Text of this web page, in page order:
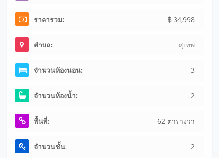
ราคารวม: ฿ 34,998
ตำบล: สุเทพ
จำนวนห้องนอน: 3
จำนวนห้องน้ำ: 2
พื้นที่: 62 ตารางวา
จำนวนชั้น: 2